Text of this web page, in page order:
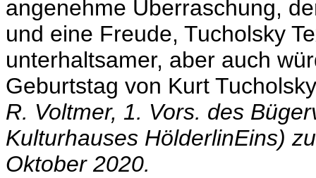
angenehme Überraschung,
und eine Freude, Tucholsky
unterhaltsamer, aber auch
Geburtstag von Kurt
R. Voltmer, 1. Vors. des
Kulturhauses HölderlinEins)
Oktober 2020.